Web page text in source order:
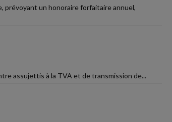
prévoyant un honoraire forfaitaire annuel,
assujettis à la TVA et de transmission de...